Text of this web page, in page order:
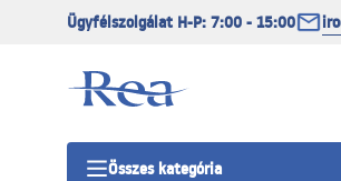
Ügyfélszolgálat H-P: 7:00 - 15:00
Összes kategória